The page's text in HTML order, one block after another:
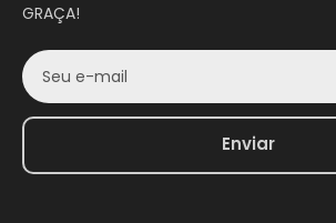
GRAÇA!
Seu e-mail
Enviar